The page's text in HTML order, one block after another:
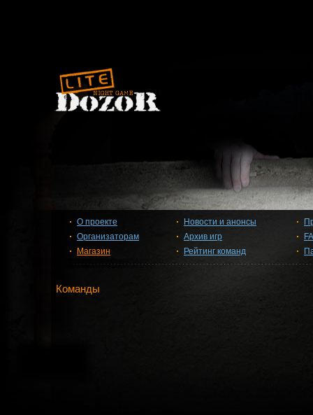
О проекте
Организаторам
Магазин
Новости и анонсы
Архив игр
Рейтинг команд
Команды